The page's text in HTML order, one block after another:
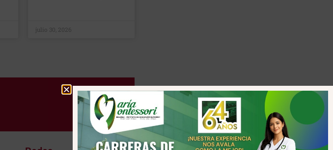
julio 30, 2026